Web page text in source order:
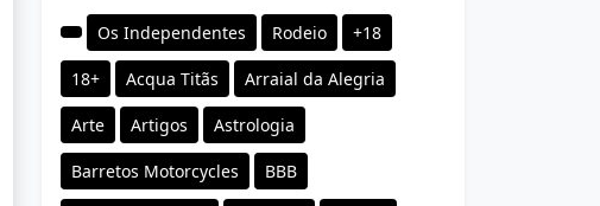
Os Independentes Rodeio +18
18+ Acqua Titãs Arraial da Alegria
Arte Artigos Astrologia
Barretos Motorcycles BBB